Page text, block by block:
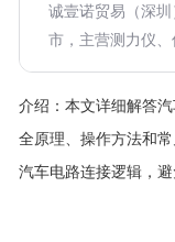
诚壹诺贸易（深圳
市，主营测力仪、
介绍： 本文详细解答
全原理、操作方法和
汽车电路连接逻辑，避